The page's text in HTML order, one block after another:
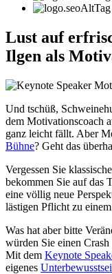
Lust auf
Ilgen als
Und tschüß,
dem Motivationscoach
ganz leicht fällt. Aber
Bühne? Geht das
Vergessen Sie
bekommen Sie auf das
eine völlig neue
lästigen Pflicht zu
Was hat aber bitte
würden Sie einen
Mit dem Keynote
eigenes